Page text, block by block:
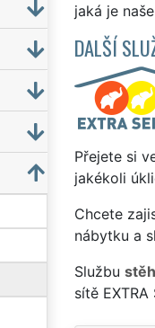
jaká je
DALŠÍ
Přejete si
jakékoli
Chcete
nábytku a
Službu
sítě EXTRA